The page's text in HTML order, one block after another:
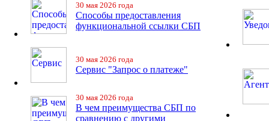
30 мая 2026 года
Способы предоставления
функциональной ссылки СБП
30 мая 2026 года
Сервис "Запрос о платеже"
30 мая 2026 года
В чем преимущества СБП по
сравнению с другими